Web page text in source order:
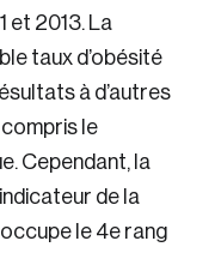
et 2013. La
taux d’obésité
à d’autres
le
Cependant, la
de la
le 4e rang
Login